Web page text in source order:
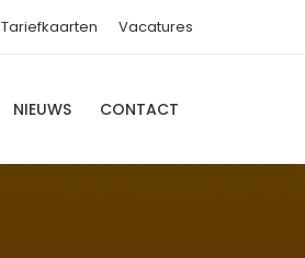
Tariefkaarten Vacatures
NIEUWS CONTACT